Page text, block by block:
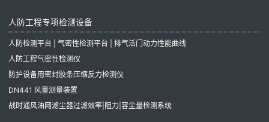
人防工程专项检测设备
人防检测平台 | 气密性检测平台 | 排气活门动力性能曲线
人防工程气密性检测仪
防护设备用密封胶条压缩反力检测仪
DN441 风量测量装置
战时通风油网滤尘器过滤效率|阻力|容尘量检测系统